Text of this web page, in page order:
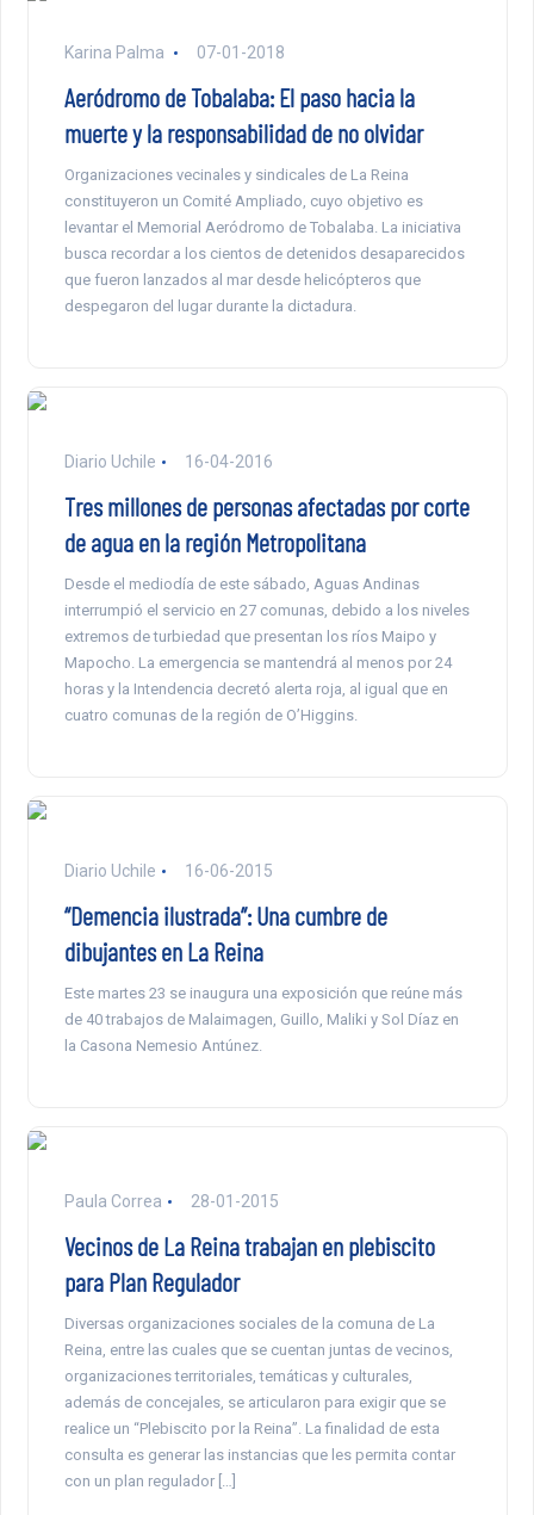
Karina Palma 07-01-2018
Aeródromo de Tobalaba: El paso hacia la
muerte y la responsabilidad de no olvidar
Organizaciones vecinales y sindicales de La Reina
constituyeron un Comité Ampliado, cuyo objetivo es
levantar el Memorial Aeródromo de Tobalaba. La iniciativa
busca recordar a los cientos de detenidos desaparecidos
que fueron lanzados al mar desde helicópteros que
despegaron del lugar durante la dictadura.
Diario Uchile 16-04-2016
Tres millones de personas afectadas por corte
de agua en la región Metropolitana
Desde el mediodía de este sábado, Aguas Andinas
interrumpió el servicio en 27 comunas, debido a los niveles
extremos de turbiedad que presentan los ríos Maipo y
Mapocho. La emergencia se mantendrá al menos por 24
horas y la Intendencia decretó alerta roja, al igual que en
cuatro comunas de la región de O’Higgins.
Diario Uchile 16-06-2015
“Demencia ilustrada”: Una cumbre de
dibujantes en La Reina
Este martes 23 se inaugura una exposición que reúne más
de 40 trabajos de Malaimagen, Guillo, Maliki y Sol Díaz en
la Casona Nemesio Antúnez.
Paula Correa 28-01-2015
Vecinos de La Reina trabajan en plebiscito
para Plan Regulador
Diversas organizaciones sociales de la comuna de La
Reina, entre las cuales que se cuentan juntas de vecinos,
organizaciones territoriales, temáticas y culturales,
además de concejales, se articularon para exigir que se
realice un “Plebiscito por la Reina”. La finalidad de esta
consulta es generar las instancias que les permita contar
con un plan regulador […]